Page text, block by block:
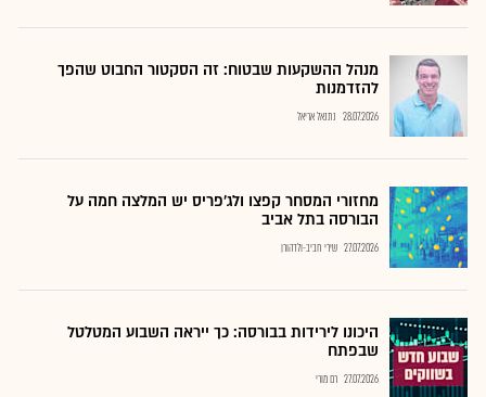
מנהל ההשקעות שבטוח: זה הסקטור החבוט שהפך
להזדמנות
28.07.2026 נתנאל אריאל
מחזורי המסחר קפצו ולג'פריס יש המלצה חמה על
הבורסה בתל אביב
27.07.2026 שירי חביב-ולדהורן
היכונו לירידות בבורסה: כך ייראה השבוע המטלטל
שבפתח
27.07.2026 רם מורי